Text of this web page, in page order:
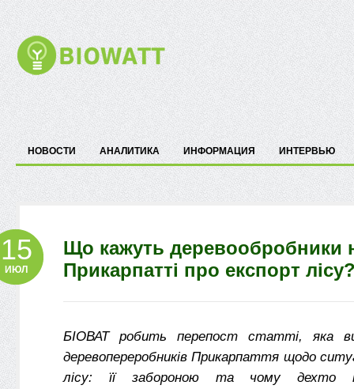
НОВОСТИ АНАЛИТИКА ИНФОРМАЦИЯ ИНТЕРВЬЮ
Що кажуть деревообробники
Прикарпатті про експорт
15
ИЮЛ
БІОВАТ робить перепост статті, яка
деревопереробників Прикарпаття щодо
лісу: її забороною та чому дехто